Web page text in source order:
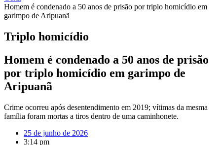
Homem é condenado a 50 anos de prisão por triplo homicídio em
garimpo de Aripuanã
Triplo homicídio
Homem é condenado a 50 anos de prisão
por triplo homicídio em garimpo de
Aripuanã
Crime ocorreu após desentendimento em 2019; vítimas da mesma
família foram mortas a tiros dentro de uma caminhonete.
25 de junho de 2026
3:14 pm